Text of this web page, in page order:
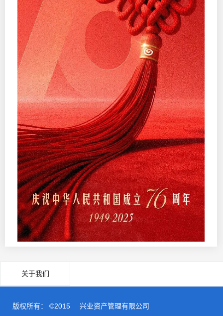
关于我们
版权所有： ©2015 兴业资产管理有限公司